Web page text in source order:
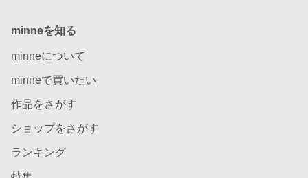
minneを知る
minneについて
minneで買いたい
作品をさがす
ショップをさがす
ランキング